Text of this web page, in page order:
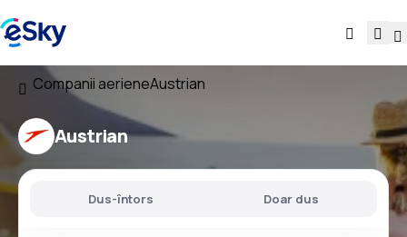
Companii aerieneAustrian
Austrian
Dus-întors Doar dus